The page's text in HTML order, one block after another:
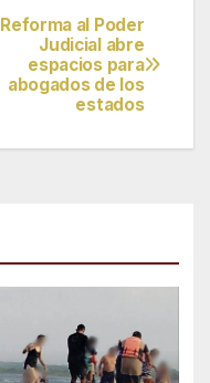
Reforma al Poder
Judicial abre
espacios para
abogados de los
estados